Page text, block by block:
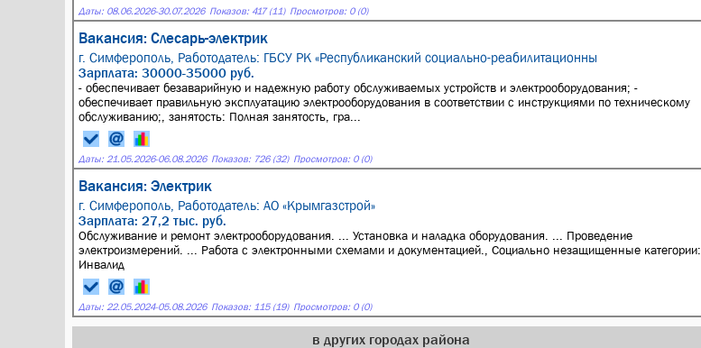
Даты: 08.06.2026-30.07.2026 Показов: 417 (11) Просмотров: 0 (0)
Вакансия: Слесарь-электрик
г. Симферополь, Работодатель: ГБСУ РК «Республиканский социально-реабилитационны
Зарплата: 30000-35000 руб.
- обеспечивает безаварийную и надежную работу обслуживаемых устройств и электрооборудования; -
обеспечивает правильную эксплуатацию электрооборудования в соответствии с инструкциями по техническому
обслуживанию;, занятость: Полная занятость, гра...
Даты: 21.05.2026-06.08.2026 Показов: 726 (32) Просмотров: 0 (0)
Вакансия: Электрик
г. Симферополь, Работодатель: АО «Крымгазстрой»
Зарплата: 27,2 тыс. руб.
Обслуживание и ремонт электрооборудования. ... Установка и наладка оборудования. ... Проведение
электроизмерений. ... Работа с электронными схемами и документацией., Социально незащищенные категории:
Инвалид
Даты: 22.05.2024-05.08.2026 Показов: 115 (19) Просмотров: 0 (0)
в других городах района